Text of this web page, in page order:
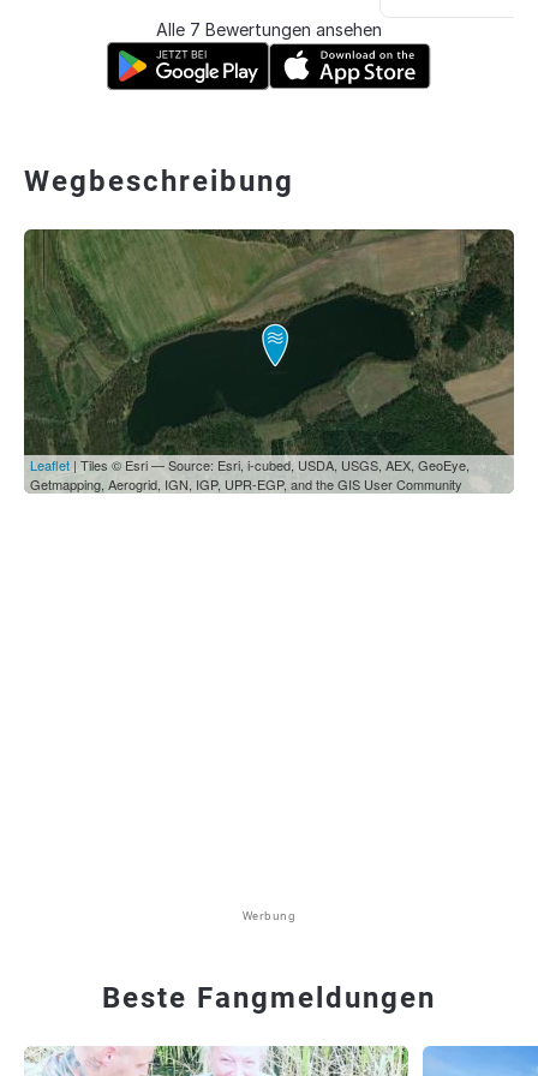
Alle 7 Bewertungen ansehen
Wegbeschreibung
Leaflet | Tiles © Esri — Source: Esri, i-cubed, USDA, USGS, AEX, GeoEye,
Getmapping, Aerogrid, IGN, IGP, UPR-EGP, and the GIS User Community
Werbung
Beste Fangmeldungen